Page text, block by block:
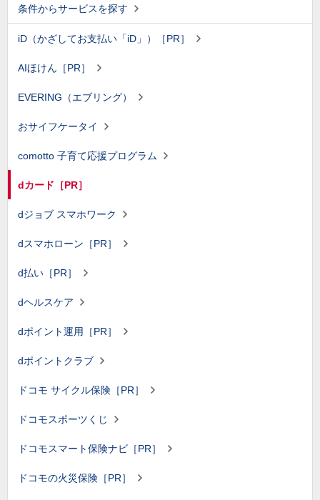
条件からサービスを探す
iD（かざしてお支払い「iD」）［PR］
AIほけん［PR］
EVERING（エブリング）
おサイフケータイ
comotto 子育て応援プログラム
dカード［PR］
dジョブ スマホワーク
dスマホローン［PR］
d払い［PR］
dヘルスケア
dポイント運用［PR］
dポイントクラブ
ドコモ サイクル保険［PR］
ドコモスポーツくじ
ドコモスマート保険ナビ［PR］
ドコモの火災保険［PR］